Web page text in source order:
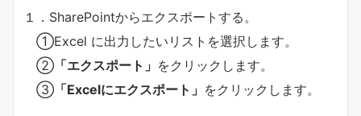
１．SharePointからエクスポートする。
①Excel に出力したいリストを選択します。
② 「エクスポート」 をクリックします。
③ 「Excelにエクスポート」 をクリックします。